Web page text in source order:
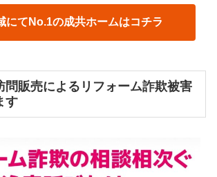
にてNo.1の成共ホームはコチラ
問販売によるリフォーム詐欺被害
す